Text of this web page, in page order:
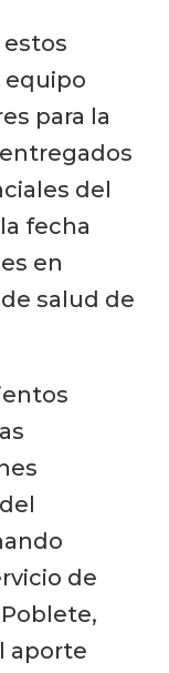
equipo
para la
del
fecha
en
salud de
de
aporte